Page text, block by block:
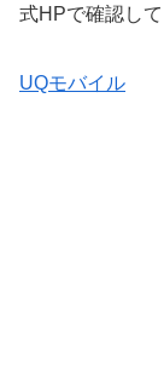
式HPで確認して
UQモバイル